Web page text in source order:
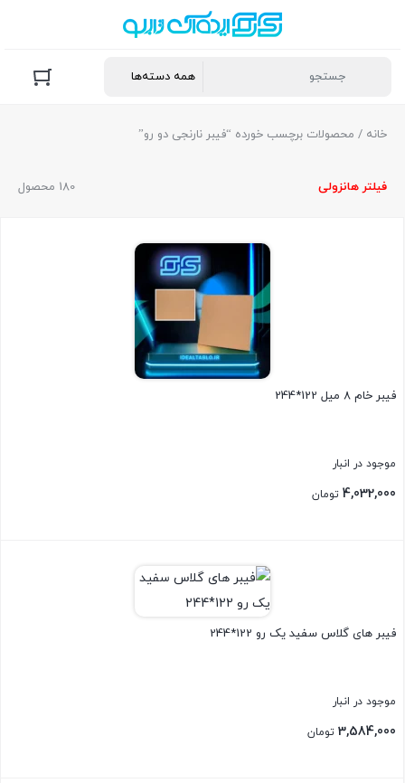
خانه / محصولات برچسب خورده “فیبر نارنجی دو رو”
180 محصول فیلتر هانزولی
فیبر خام 8 میل 122*244
موجود در انبار
4,032,000 تومان
فیبر های گلاس سفید یک رو 122*244
موجود در انبار
3,584,000 تومان